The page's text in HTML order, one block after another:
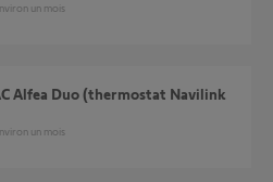
un mois
un mois